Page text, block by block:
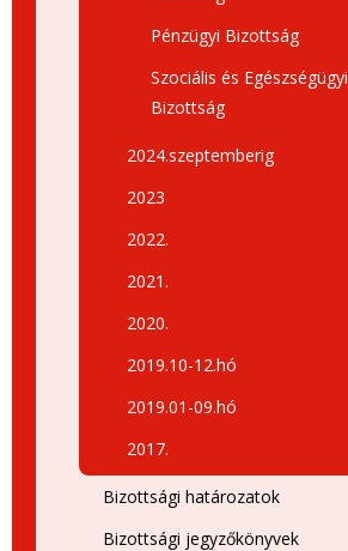
Pénzügyi Bizottság
Szociális és Egészségügyi
Bizottság
2024.szeptemberig
2023
2022.
2021.
2020.
2019.10-12.hó
2019.01-09.hó
2017.
Bizottsági határozatok
Bizottsági jegyzőkönyvek